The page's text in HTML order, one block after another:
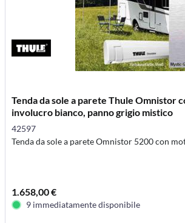
Tenda da sole a parete Thule Omnistor
involucro bianco, panno grigio mistico
42597
Tenda da sole a parete Omnistor 5200 con
1.658,00 €
9 immediatamente disponibile